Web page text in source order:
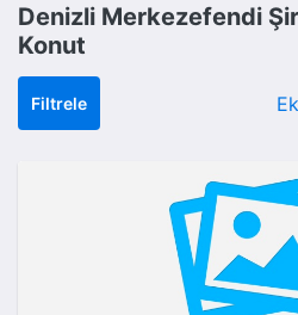
Denizli Merkezefendi
Konut
Filtrele